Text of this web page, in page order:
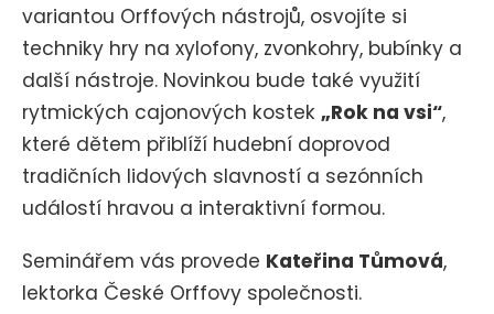
variantou Orffových nástrojů, osvojíte si
techniky hry na xylofony, zvonkohry, bubínky a
další nástroje. Novinkou bude také využití
rytmických cajonových kostek „Rok na vsi“,
které dětem přiblíží hudební doprovod
tradičních lidových slavností a sezónních
událostí hravou a interaktivní formou.
Seminářem vás provede Kateřina Tůmová,
lektorka České Orffovy společnosti.